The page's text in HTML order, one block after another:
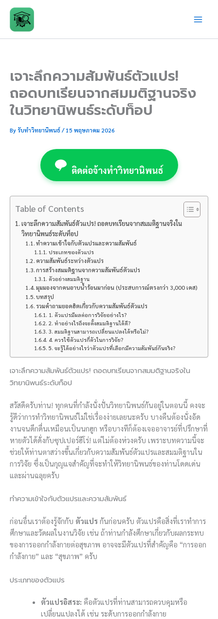
content
เจาะลึกความสัมพันธ์ตัวแปร!
ถอดบทเรียนจากสมมติฐานจริง
ในวิทยานิพนธ์ระดับท็อป
Byรับทำวิทยานิพนธ์/15 พฤษภาคม 2026
ติดต่อจ้างทำวิทยานิพนธ์
Table of Contents
เจาะลึกความสัมพันธ์ตัวแปร! ถอดบทเรียนจากสมมติฐานจริงใน
วิทยานิพนธ์ระดับท็อป
ทำความเข้าใจกับตัวแปรและความสัมพันธ์
ประเภทของตัวแปร
ความสัมพันธ์ระหว่างตัวแปร
การสร้างสมมติฐานจากความสัมพันธ์ตัวแปร
ตัวอย่างสมมติฐาน
มุมมองจากคนอาบน้ำร้อนมาก่อน (ประสบการณ์ตรงกว่า 3,000 เคส)
บทสรุป
รวมคำถามยอดฮิตเกี่ยวกับความสัมพันธ์ตัวแปร
1. ตัวแปรมีผลต่อการวิจัยอย่างไร?
2. ทำอย่างไรถึงจะตั้งสมมติฐานได้ดี?
3. สมมติฐานสามารถเปลี่ยนแปลงได้หรือไม่?
4. ควรใช้ตัวแปรกี่ตัวในการวิจัย?
5. จะรู้ได้อย่างไรว่าตัวแปรที่เลือกมีความสัมพันธ์กันจริง?
เจาะลึกความสัมพันธ์ตัวแปร! ถอดบทเรียนจากสมมติฐานจริงใน
วิทยานิพนธ์ระดับท็อป
สวัสดีครับท่าน! ทุกคนที่กำลังนั่งปั่นวิทยานิพนธ์กันอยู่ในตอนนี้ คงจะ
รู้ดีว่าการทำวิทยานิพนธ์ไม่ใช่เรื่องง่ายเลยนะครับ บางคืนต้องนั่งอัด
งานจนดึกดื่นเหมือนเป็นนกฮูก หรือบางทีก็ต้องเจออาจารย์ที่ปรึกษาที่
หายตัวได้ดั่งกับซุปเปอร์ฮีโร่! แต่ไม่ต้องห่วงครับ เพราะบทความนี้จะ
ช่วยให้ท่านตาสว่างขึ้นเกี่ยวกับความสัมพันธ์ตัวแปรและสมมติฐานใน
การวิจัย ซึ่งเป็นกุญแจสำคัญที่จะทำให้วิทยานิพนธ์ของท่านโดดเด่น
และผ่านฉลุยครับ
ทำความเข้าใจกับตัวแปรและความสัมพันธ์
ก่อนอื่นเราต้องรู้จักกับ ตัวแปร กันก่อนครับ ตัวแปรคือสิ่งที่เราทำการ
ศึกษาและวัดผลในงานวิจัย เช่น ถ้าท่านกำลังศึกษาเกี่ยวกับผลกระทบ
ของการออกกำลังกายต่อสุขภาพ อาจจะมีตัวแปรที่สำคัญคือ “การออก
กำลังกาย” และ “สุขภาพ” ครับ
ประเภทของตัวแปร
ตัวแปรอิสระ: คือตัวแปรที่ท่านสามารถควบคุมหรือ
เปลี่ยนแปลงได้ เช่น ระดับการออกกำลังกาย